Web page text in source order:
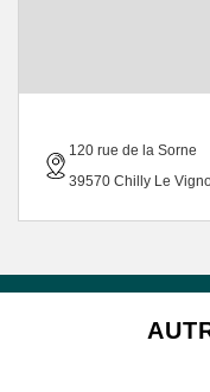
120 rue de la Sorne
39570 Chilly Le